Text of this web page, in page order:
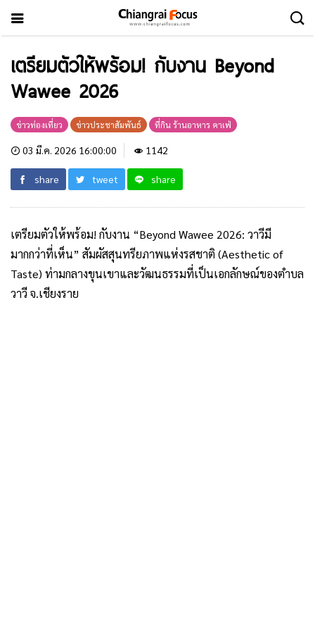
เตรียมตัวให้พร้อม! กับงาน Beyond
Wawee 2026
ข่าวท่องเที่ยว ข่าวประชาสัมพันธ์ ที่กิน ร้านอาหาร คาเฟ่
03 มี.ค. 2026 16:00:00 1142
share tweet share
เตรียมตัวให้พร้อม! กับงาน “Beyond Wawee 2026: วาวีมี
มากกว่าที่เห็น” สัมผัสสุนทรียภาพแห่งรสชาติ (Aesthetic of
Taste) ท่ามกลางขุนเขาและวัฒนธรรมที่เป็นเอกลักษณ์ของตำบล
วาวี จ.เชียงราย